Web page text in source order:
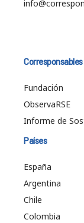
Corresponsables
Fundación
ObservaRSE
Informe de
Países
España
Argentina
Chile
Colombia